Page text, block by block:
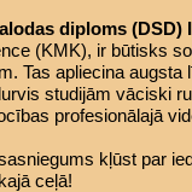
diploms (DSD)
(KMK), ir būtisks
Tas apliecina
studijām vāciski
profesionālajā
kļūst par
ceļā!